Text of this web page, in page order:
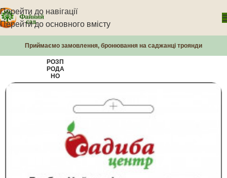
Перейти до навігації
Перейти до основного вмісту
Приймаємо замовлення, бронювання на саджанці троянди
РОЗП
РОДА
НО